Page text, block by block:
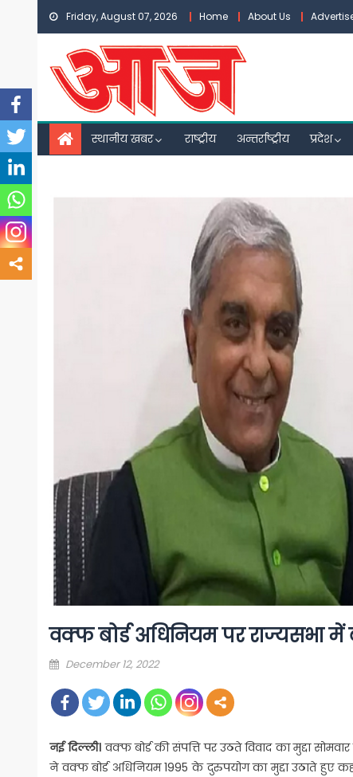
Skip
content
Friday, August 07, 2026 Home About Us
स्थानीय खबर राष्ट्रीय अन्तर्राष्ट्रीय प्रदेश
वक्फ बोर्ड अधिनियम पर राज्यसभा
Posted
December 12, 2022
नई दिल्ली। वक्फ बोर्ड की संपत्ति पर उठते विवाद का मुद्दा
ने वक्फ बोर्ड अधिनियम 1995 के दुरुपयोग का मुद्दा उठाते हुए